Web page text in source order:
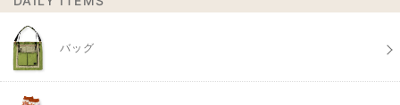
バッグ